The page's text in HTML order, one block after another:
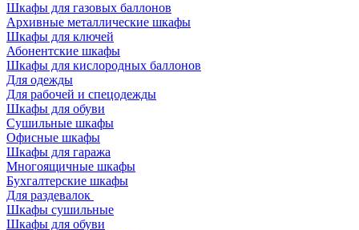
Шкафы для газовых баллонов
Архивные металлические шкафы
Шкафы для ключей
Абонентские шкафы
Шкафы для кислородных баллонов
Для одежды
Для рабочей и спецодежды
Шкафы для обуви
Сушильные шкафы
Офисные шкафы
Шкафы для гаража
Многоящичные шкафы
Бухгалтерские шкафы
Для раздевалок
Шкафы сушильные
Шкафы для обуви